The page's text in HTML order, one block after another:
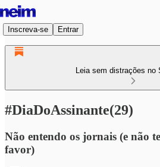
Inscreva-se Entrar
Leia sem distrações no
#DiaDoAssinante(29)
Não entendo os jornais (e não
favor)